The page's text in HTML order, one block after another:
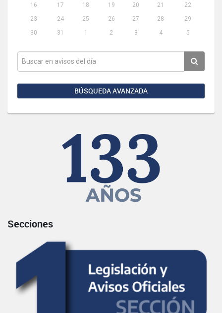
16
17 18 19 20 21
22
23
24 25 26 27 28
29
30
31 1 2 3 4 5
BÚSQUEDA AVANZADA
Secciones